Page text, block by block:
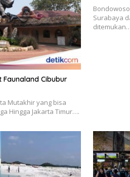
Faunaland Cibubur
Mutakhir yang bisa
Hingga Jakarta Timur….
Surabaya